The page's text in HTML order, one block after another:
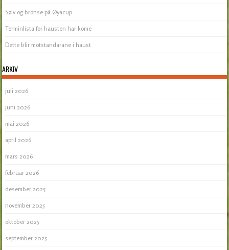
Sølv og bronse på Øyacup
Terminlista for hausten har kome
Dette blir motstandarane i haust
ARKIV
juli 2026
juni 2026
mai 2026
april 2026
mars 2026
februar 2026
desember 2025
november 2025
oktober 2025
september 2025